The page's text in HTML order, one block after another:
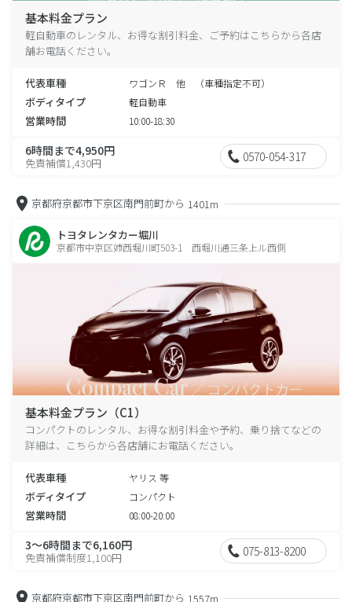
基本料金プラン
軽自動車のレンタル、お得な割引料金、ご予約はこちらから各店
舗お電話ください。
代表車種 ワゴンＲ 他 （車種指定不可）
ボディタイプ 軽自動車
営業時間 10:00-18:30
6時間まで4,950円
免責補償1,430円 0570-054-317
京都府京都市下京区南門前町から 1401m
トヨタレンタカー堀川
京都市中京区姉西堀川町503-1 西堀川通三条上ル西側
基本料金プラン（C1）
コンパクトのレンタル、お得な割引料金や予約、乗り捨てなどの
詳細は、こちらから各店舗にお電話ください。
代表車種 ヤリス 等
ボディタイプ コンパクト
営業時間 08:00-20:00
3～6時間まで6,160円
免責補償制度1,100円 075-813-8200
京都府京都市下京区南門前町から 1557m